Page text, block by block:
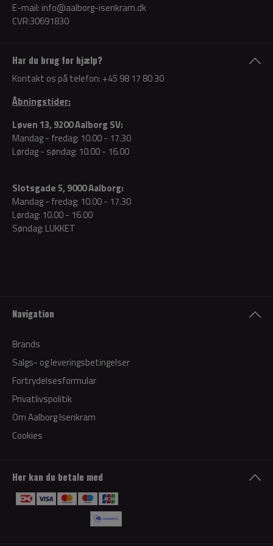
Har du brug for hjælp?
Kontakt os på telefon: +45 98 17 80 30
Åbningstider:
Løven 13, 9200 Aalborg SV:
Mandag - fredag: 10.00 - 17.30
Lørdag - søndag: 10.00 - 16.00
Slotsgade 5, 9000 Aalborg:
Mandag - fredag: 10.00 - 17.30
Lørdag: 10.00 - 16.00
Søndag: LUKKET
E-mail: info@aalborg-isenkram.dk
CVR:30691830
Navigation
Brands
Salgs- og leveringsbetingelser
Fortrydelsesformular
Privatlivspolitik
Om Aalborg Isenkram
Cookies
Her kan du betale med